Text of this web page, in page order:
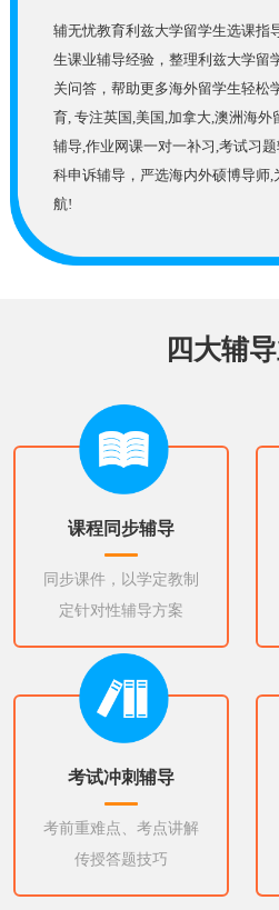
辅无忧教育利兹大学留学生选课指
生课业辅导经验，整理利兹大学留
关问答，帮助更多海外留学生轻松
育, 专注英国,美国,加拿大,澳洲海
辅导,作业网课一对一补习,考试习
科申诉辅导，严选海内外硕博导师,
航!
四大辅
课程同步辅导
同步课件，以学定教制
定针对性辅导方案
考试冲刺辅导
考前重难点、考点讲解
传授答题技巧